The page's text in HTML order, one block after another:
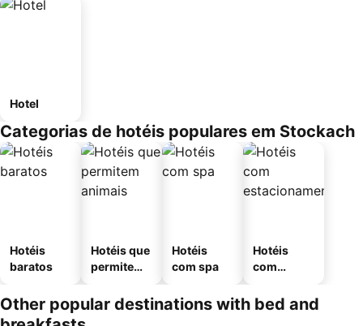
Hotel
Categorias de hotéis populares em Stockach
Hotéis
baratos
Hotéis que
permitem
Hotéis
com spa
Hotéis
com
mento
Other popular destinations with bed and